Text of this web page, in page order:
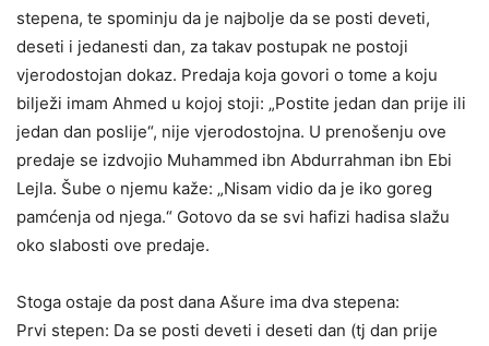
stepena, te spominju da je najbolje da se posti deveti,
deseti i jedanesti dan, za takav postupak ne postoji
vjerodostojan dokaz. Predaja koja govori o tome a koju
bilježi imam Ahmed u kojoj stoji: „Postite jedan dan prije ili
jedan dan poslije“, nije vjerodostojna. U prenošenju ove
predaje se izdvojio Muhammed ibn Abdurrahman ibn Ebi
Lejla. Šube o njemu kaže: „Nisam vidio da je iko goreg
pamćenja od njega.“ Gotovo da se svi hafizi hadisa slažu
oko slabosti ove predaje.
Stoga ostaje da post dana Ašure ima dva stepena:
Prvi stepen: Da se posti deveti i deseti dan (tj dan prije